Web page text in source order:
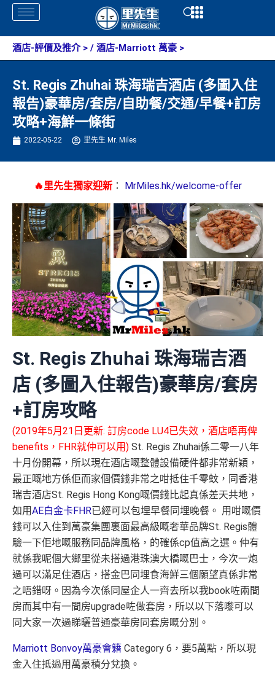
Skip
content
Open
酒店-評價及推介> / 酒店-Marriott 萬豪 >
St. Regis Zhuhai 珠海瑞吉酒店 (多圖入住
報告)豪華房/套房/自助餐/交通/早餐+訂房
攻略+海鮮一條街
2022-05-22 里先生 Mr. Miles
🔥里先生獨家迎新： MrMiles.hk/welcome-offer
St. Regis Zhuhai 珠海瑞吉酒
店 (多圖入住報告)豪華房/套房
+訂房攻略
(2019年5月21日更新: 訂房code LU4已失效，酒店唔再俾
benefits，FHR就仲可以用) St. Regis Zhuhai係二零一八年
十月份開幕，所以現在酒店嘅整體設備硬件都非常新穎，
最正嘅地方係佢而家個價錢非常之咁抵住千零蚊，同香港
瑞吉酒店St. Regis Hong Kong嘅價錢比起真係差天共地，
如用AE白金卡FHR已經可以包埋早餐同埋晚餐。 用咁嘅價
錢可以入住到萬豪集團裏面最高級嘅奢華品牌St. Regis體
驗一下佢地嘅服務同品牌風格，的確係cp值高之選。仲有
就係我呢個大鄉里從未搭過港珠澳大橋嘅巴士，今次一炮
過可以滿足住酒店，搭金巴同埋食海鮮三個願望真係非常
之唔錯呀。因為今次係同屋企人一齊去所以我book咗兩間
房而其中有一間房upgrade咗做套房，所以以下落嚟可以
同大家一次過睇曬普通豪華房同套房嘅分別。
Marriott Bonvoy萬豪會籍 Category 6，要5萬點，所以現
金入住抵過用萬豪積分兌換。